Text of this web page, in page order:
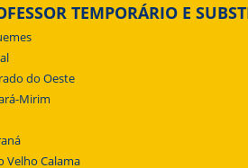
TEMPORÁRIO E
do Oeste
Mirim
Velho Calama